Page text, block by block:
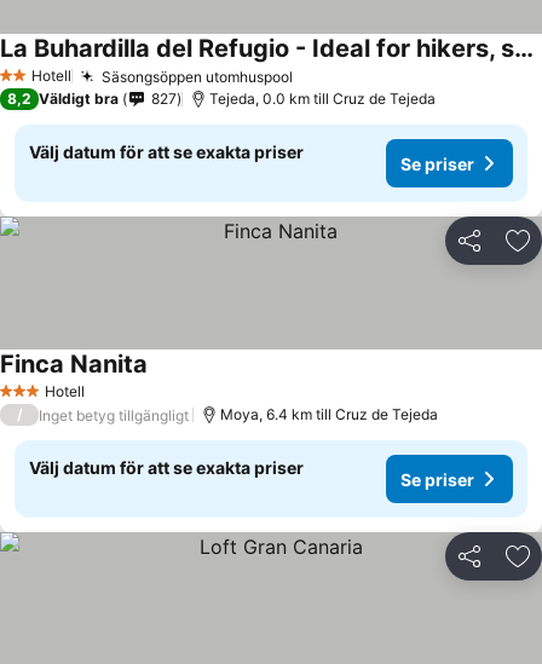
2 Stjärnor
Hotell Säsongsöppen utomhuspool
La Buhardilla del Refugio - Ideal for hikers, senderistas
8,2 Väldigt bra 827 Tejeda, 0.0 km till Cruz de Tejeda
Välj datum för att se exakta priser
Se priser
Dela
3 StjärnorHotell
Finca Nanita
/ Inget betyg tillgängligt Moya, 6.4 km till Cruz de Tejeda
Välj datum för att se exakta priser
Se priser
Dela